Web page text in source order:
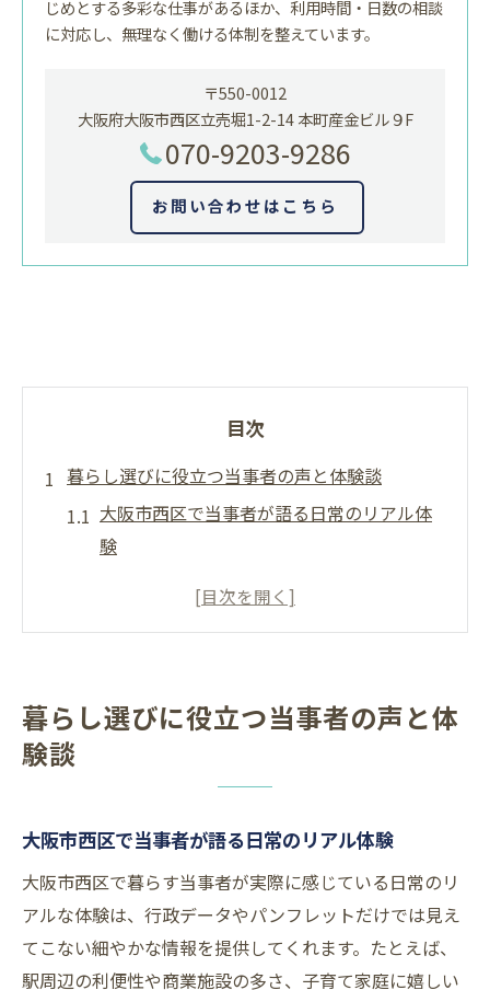
じめとする多彩な仕事があるほか、利用時間・日数の相談
に対応し、無理なく働ける体制を整えています。
〒550-0012
大阪府大阪市西区立売堀1-2-14 本町産金ビル９F
070-9203-9286
お問い合わせはこちら
目次
暮らし選びに役立つ当事者の声と体験談
大阪市西区で当事者が語る日常のリアル体
験
当事者目線で見る子育てや治安の実感比較
当事者の声から学ぶ住環境の選び方と工夫
大阪市西区の支援制度を当事者視点で解説
支援制度の実態を当事者が具体例で解説
当事者意見から見る支援制度の利用メリッ
ト表
生活支援の現場で当事者が感じた課題と工
暮らし選びに役立つ当事者の声と体
験談
大阪市西区で当事者が語る日常のリアル体験
大阪市西区で暮らす当事者が実際に感じている日常のリ
アルな体験は、行政データやパンフレットだけでは見え
てこない細やかな情報を提供してくれます。たとえば、
駅周辺の利便性や商業施設の多さ、子育て家庭に嬉しい